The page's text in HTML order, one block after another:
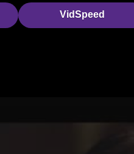
VidSpeed